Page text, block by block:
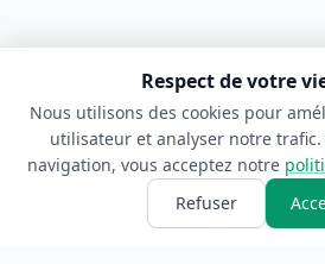
Respect de votre
Nous utilisons des cookies pour
utilisateur et analyser notre
navigation, vous acceptez notre
Refuser